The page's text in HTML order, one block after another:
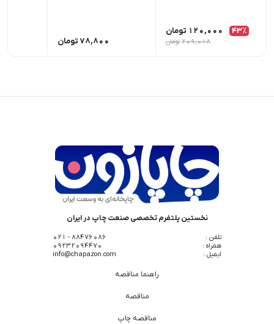
43٪ 120,000 تومان
209,018 تومان 78,800 تومان
نخستین پلتفرم تخصصی صنعت چاپ در ایران
تلفن :
88476086 - 021
همراه :
09232094470
ایمیل :
info@chapazon.com
راهنما مناقصه
مناقصه
مناقصه چاپ